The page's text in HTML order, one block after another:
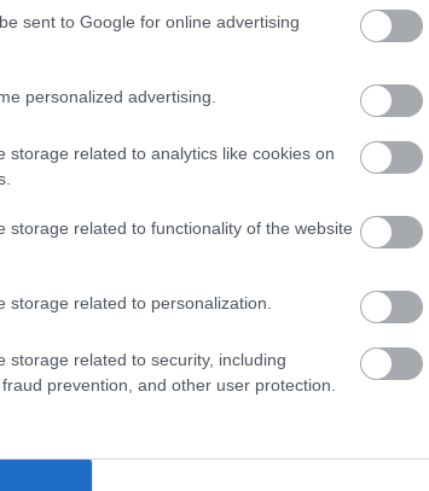
sent to Google for online advertising
personalized advertising.
storage related to analytics like cookies on
storage related to functionality of the website
storage related to personalization.
storage related to security, including
prevention, and other user protection.